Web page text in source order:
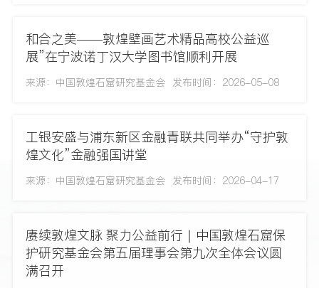
和合之美——敦煌壁画艺术精品高校公益巡
展”在宁波诺丁汉大学图书馆顺利开展
来源：中国敦煌石窟研究基金会 发布时间：2026-05-08
工银安盛与浦东新区金融青联共同举办“守护敦
煌文化”金融强国讲堂
来源：中国敦煌石窟研究基金会 发布时间：2026-04-17
赓续敦煌文脉 聚力公益前行｜中国敦煌石窟保
护研究基金会第五届理事会第九次全体会议圆
满召开